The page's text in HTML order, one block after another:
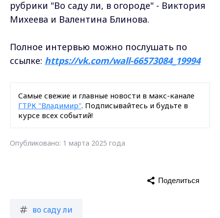
рубрики "Во саду ли, в огороде" - Виктория
Михеева и Валентина Блинова.
Полное интервью можно послушать по
ссылке: https://vk.com/wall-66573084_19994
Самые свежие и главные новости в макс-канале
ГТРК "Владимир". Подписывайтесь и будьте в
курсе всех событий!
Опубликовано: 1 марта 2025 года
во саду ли
Поделиться